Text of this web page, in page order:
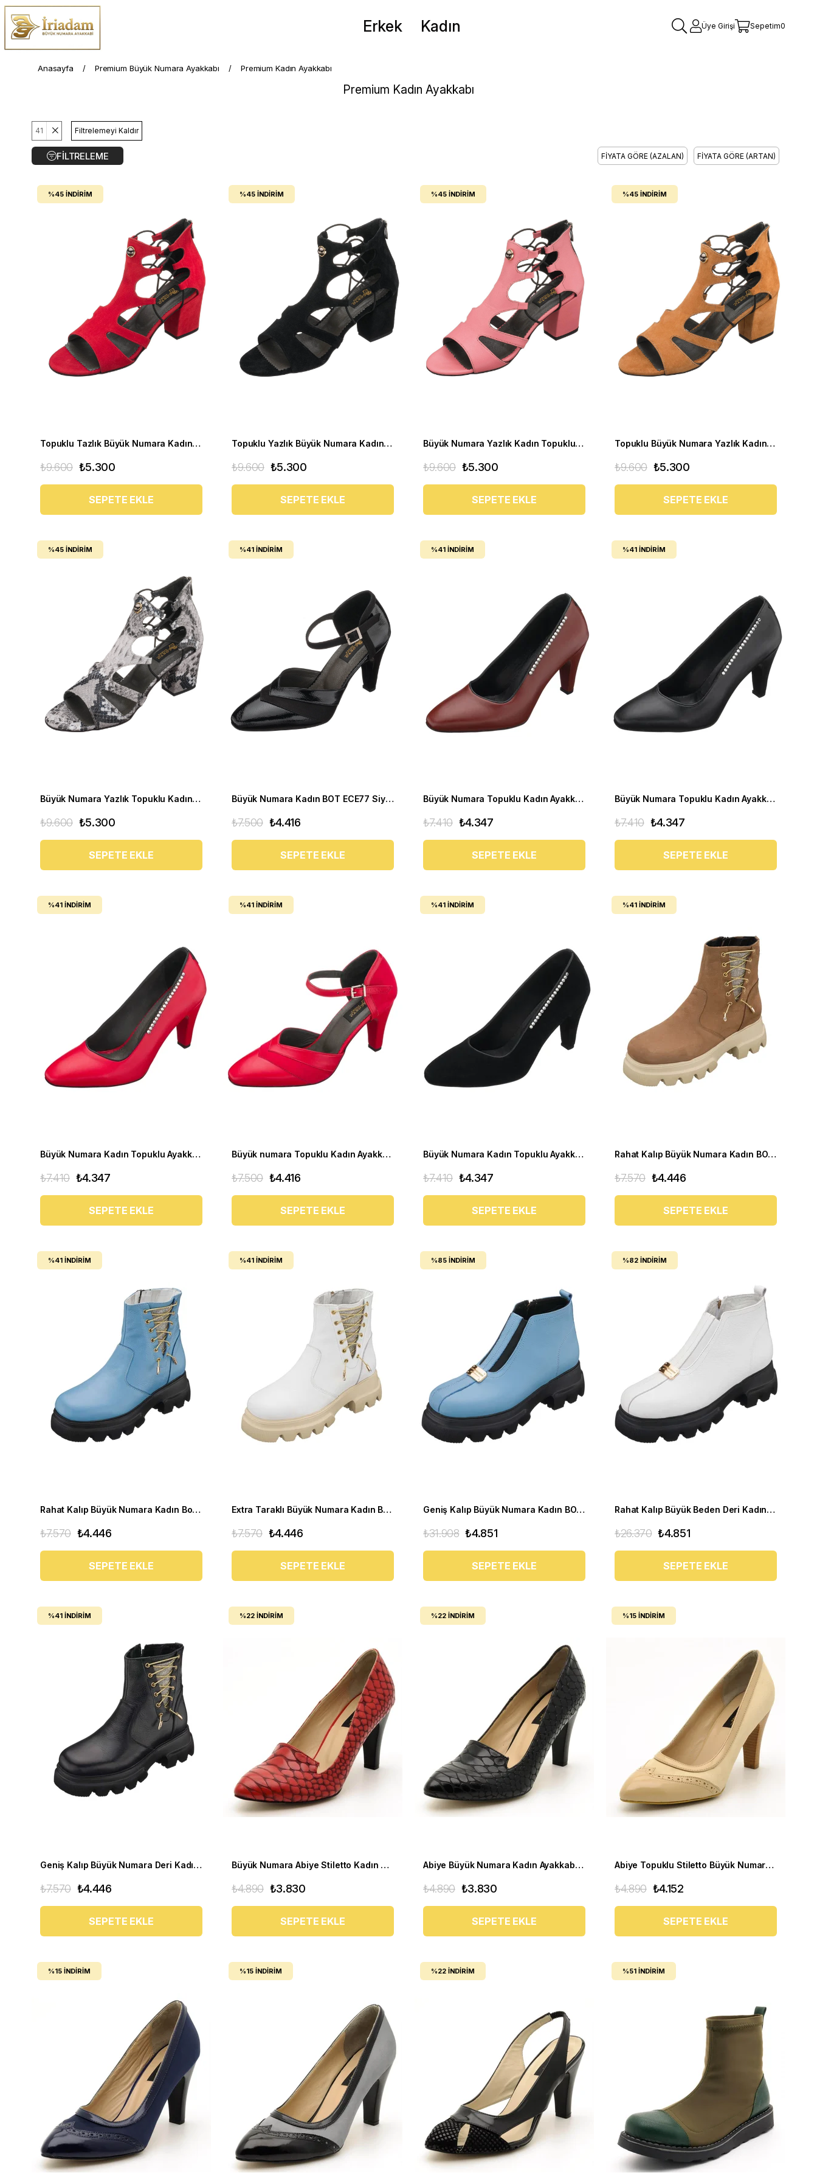
Erkek Kadın Üye Girişi Sepetim0
Anasayfa Premium Büyük Numara Ayakkabı Premium Kadın Ayakkabı
Premium Kadın Ayakkabı
41 Filtrelemeyi Kaldır
FIYATA GÖRE (ARTAN)
FIYATA GÖRE (AZALAN)
FILTRELEME
Topuklu Tazlık Büyük Numara Kadın Ayakkabı HTC70 Kirmizi
₺5.300
₺9.600
SEPETE EKLE
%45 İNDIRIM
Topuklu Yazlık Büyük Numara Kadın Ayakkabı HTC70 Siyah
₺5.300
₺9.600
SEPETE EKLE
%45 İNDIRIM
Büyük Numara Yazlık Kadın Topuklu Ayakkabı HTC70 Pembe
₺5.300
₺9.600
SEPETE EKLE
%45 İNDIRIM
Topuklu Büyük Numara Yazlık Kadın Ayakkabı HTC70 Tarçın
₺5.300
₺9.600
SEPETE EKLE
%45 İNDIRIM
Büyük Numara Yazlık Topuklu Kadın Ayakkabı HTC70 Yılan Baskı
₺5.300
₺9.600
SEPETE EKLE
%45 İNDIRIM
Büyük Numara Kadın BOT ECE77 Siyah Rugan
₺4.416
₺7.500
SEPETE EKLE
%41 İNDIRIM
Büyük Numara Topuklu Kadın Ayakkabı AYS7986 Kahve
₺4.347
₺7.410
SEPETE EKLE
%41 İNDIRIM
Büyük Numara Topuklu Kadın Ayakkabı AYS7986 Siyah
₺4.347
₺7.410
SEPETE EKLE
%41 İNDIRIM
Büyük Numara Kadın Topuklu Ayakkabı AYS7986 Kırmızı
₺4.347
₺7.410
SEPETE EKLE
%41 İNDIRIM
Büyük numara Topuklu Kadın Ayakkabı ECE77 Kirmizi
₺4.416
₺7.500
SEPETE EKLE
%41 İNDIRIM
Büyük Numara Kadın Topuklu Ayakkabı AYS7986 siyah
₺4.347
₺7.410
SEPETE EKLE
%41 İNDIRIM
Rahat Kalıp Büyük Numara Kadın BOT Gaye1003 Kum
₺4.446
₺7.570
SEPETE EKLE
%41 İNDIRIM
Rahat Kalıp Büyük Numara Kadın Bot Gaye1003 bebe mavi
₺4.446
₺7.570
SEPETE EKLE
%41 İNDIRIM
Extra Taraklı Büyük Numara Kadın BOT Gaye1003 Beyaz
₺4.446
₺7.570
SEPETE EKLE
%41 İNDIRIM
Geniş Kalıp Büyük Numara Kadın BOT GS1313 Bebe Mavi
₺4.851
₺31.908
SEPETE EKLE
%85 İNDIRIM
Rahat Kalıp Büyük Beden Deri Kadın Bot GS1313 Beyaz
₺4.851
₺26.370
SEPETE EKLE
%82 İNDIRIM
Geniş Kalıp Büyük Numara Deri Kadın BOT Gaye1003 Siyah
₺4.446
₺7.570
SEPETE EKLE
%41 İNDIRIM
Büyük Numara Abiye Stiletto Kadın Aayakkabısı 1952 Kırmızı
₺3.830
₺4.890
SEPETE EKLE
%22 İNDIRIM
Abiye Büyük Numara Kadın Ayakkabı 1952 Siyah
₺3.830
₺4.890
SEPETE EKLE
%22 İNDIRIM
Abiye Topuklu Stiletto Büyük Numara Kadın Ayakkabıo 1954 Krem
₺4.152
₺4.890
SEPETE EKLE
%15 İNDIRIM
%15 İNDIRIM %15 İNDIRIM %22 İNDIRIM %51 İNDIRIM